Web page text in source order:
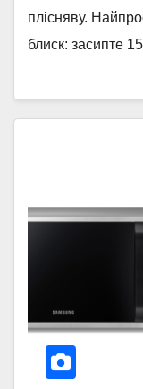
плісняву.
блиск: засипте